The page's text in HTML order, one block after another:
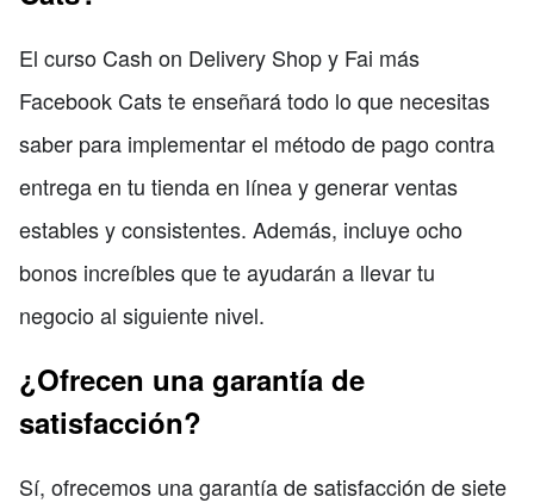
El curso Cash on Delivery Shop y Fai más
Facebook Cats te enseñará todo lo que necesitas
saber para implementar el método de pago contra
entrega en tu tienda en línea y generar ventas
estables y consistentes. Además, incluye ocho
bonos increíbles que te ayudarán a llevar tu
negocio al siguiente nivel.
¿Ofrecen una garantía de
satisfacción?
Sí, ofrecemos una garantía de satisfacción de siete